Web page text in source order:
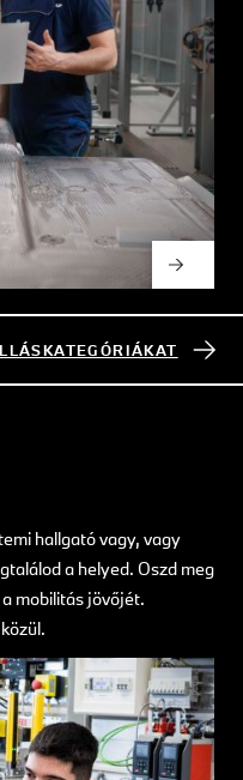
hallgató vagy, vagy
a helyed. Oszd meg
mobilitás jövőjét.